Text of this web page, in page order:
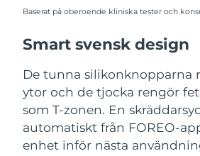
Baserat på oberoende kliniska tester och
Smart svensk design
De tunna silikonknopparna
ytor och de tjocka rengör
som T-zonen. En
automatiskt från FOREO-
enhet inför nästa